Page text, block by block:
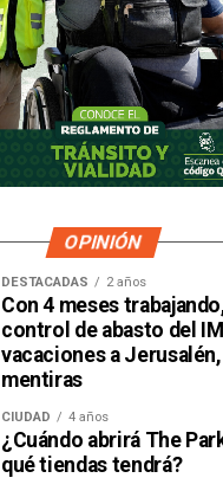
OPINIÓN
DESTACADAS 2 años
Con 4 meses
control de abasto del
vacaciones a
mentiras
CIUDAD 4 años
¿Cuándo abrirá The
qué tiendas tendrá?